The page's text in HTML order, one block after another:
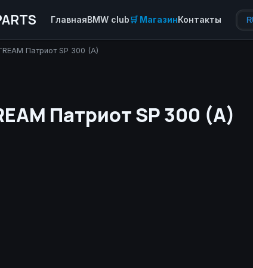
ГлавнаяBMW club🛒 МагазинКонтакты
Патриот SP 300 (A)
Патриот SP 300 (A)